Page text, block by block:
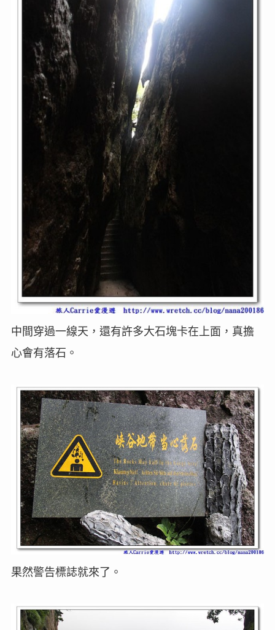
中間穿過一線天，還有許多大石塊卡在上面，真擔
心會有落石。
果然警告標誌就來了。